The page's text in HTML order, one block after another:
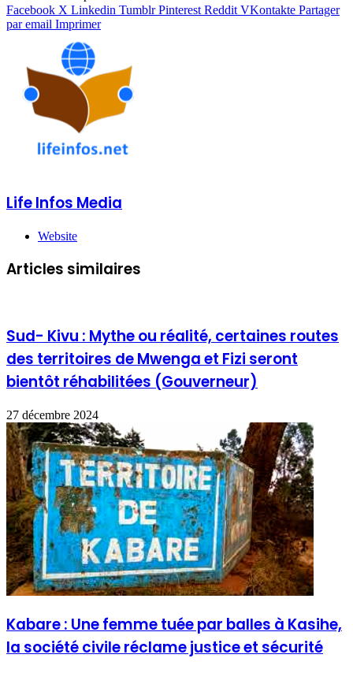
Facebook X Linkedin Tumblr Pinterest Reddit VKontakte Partager
par email Imprimer
Life Infos Media
Website
Articles similaires
Sud- Kivu : Mythe ou réalité, certaines routes
des territoires de Mwenga et Fizi seront
bientôt réhabilitées (Gouverneur)
27 décembre 2024
Kabare : Une femme tuée par balles à Kasihe,
la société civile réclame justice et sécurité